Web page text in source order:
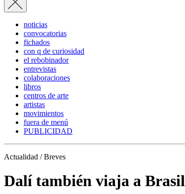
noticias
convocatorias
fichados
con q de curiosidad
el rebobinador
entrevistas
colaboraciones
libros
centros de arte
artistas
movimientos
fuera de menú
PUBLICIDAD
Actualidad / Breves
Dalí también viaja a Brasil